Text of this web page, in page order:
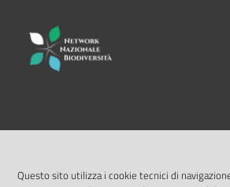
LINK UTILI
MASE
Questo sito utilizza i cookie tecnici di